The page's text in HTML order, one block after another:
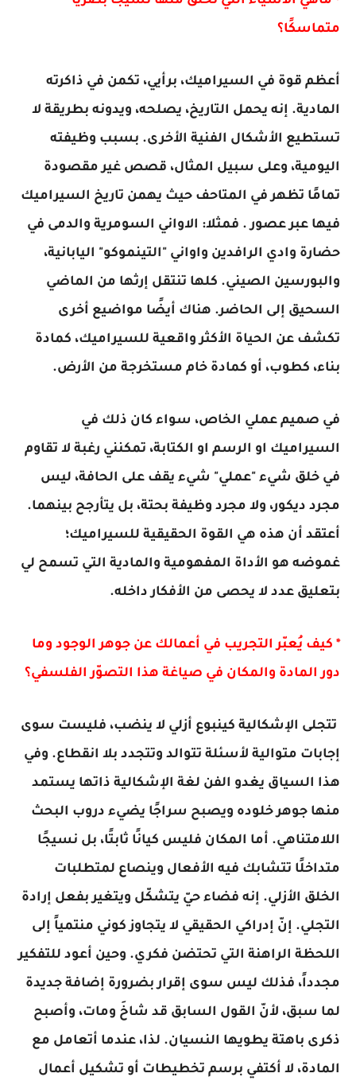
متماسكًا؟
أعظم قوة في السيراميك، برأيي، تكمن في ذاكرته
المادية. إنه يحمل التاريخ، يصلحه، ويدونه بطريقة لا
تستطيع الأشكال الفنية الأخرى. بسبب وظيفته
اليومية، وعلى سبيل المثال، قصص غير مقصودة
تمامًا تظهر في المتاحف حيث يهمن تاريخ السيراميك
فيها عبر عصور . فمثلا: الاواني السومرية والدمى في
حضارة وادي الرافدين واواني "التينموكو" اليابانية،
والبورسين الصيني. كلها تنتقل إرثها من الماضي
السحيق إلى الحاضر. هناك أيضًا مواضيع أخرى
تكشف عن الحياة الأكثر واقعية للسيراميك، كمادة
بناء، كطوب، أو كمادة خام مستخرجة من الأرض.
في صميم عملي الخاص، سواء كان ذلك في
السيراميك او الرسم او الكتابة، تمكنني رغبة لا تقاوم
في خلق شيء "عملي" شيء يقف على الحافة، ليس
مجرد ديكور، ولا مجرد وظيفة بحتة، بل يتأرجح بينهما.
أعتقد أن هذه هي القوة الحقيقية للسيراميك؛
غموضه هو الأداة المفهومية والمادية التي تسمح لي
بتعليق عدد لا يحصى من الأفكار داخله.
* كيف يُعبّر التجريب في أعمالك عن جوهر الوجود وما
دور المادة والمكان في صياغة هذا التصوّر الفلسفي؟
تتجلى الإشكالية كينبوع أزلي لا ينضب، فليست سوى
إجابات متوالية لأسئلة تتوالد وتتجدد بلا انقطاع. وفي
هذا السياق يغدو الفن لغة الإشكالية ذاتها يستمد
منها جوهر خلوده ويصبح سراجًا يضيء دروب البحث
اللامتناهي. أما المكان فليس كيانًا ثابتًا، بل نسيجًا
متداخلًا تتشابك فيه الأفعال وينصاع لمتطلبات
الخلق الأزلي. إنه فضاء حيّ يتشكّل ويتغير بفعل إرادة
التجلي. إنّ إدراكي الحقيقي لا يتجاوز كوني منتمياً إلى
اللحظة الراهنة التي تحتضن فكري. وحين أعود للتفكير
مجدداً، فذلك ليس سوى إقرار بضرورة إضافة جديدة
لما سبق، لأنّ القول السابق قد شاخَ ومات، وأصبح
ذكرى باهتة يطويها النسيان. لذا، عندما أتعامل مع
المادة، لا أكتفي برسم تخطيطات أو تشكيل أعمال